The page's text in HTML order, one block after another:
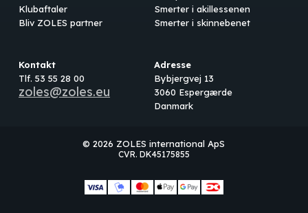
Klubaftaler
Bliv ZOLES partner
Smerter i akillessenen
Smerter i skinnebenet
Kontakt
Tlf. 53 55 28 00
zoles@zoles.eu
Adresse
Bybjergvej 13
3060 Espergærde
Danmark
© 2026 ZOLES international ApS
CVR. DK45175855